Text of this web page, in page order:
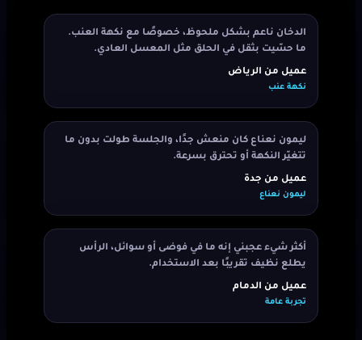
الدخان ناعم بشكل ملحوظ، خصوصًا مع نكهة العنب.
ما حسّيت بثقل في الحلق مثل المعسل العادي.
عميل من الرياض
نكهة عنب
ليمون نعناع كان منعش جدًا، والجلسة طولت بدون ما
تتغيّر النكهة أو تحترق بسرعة.
عميل من جدة
ليمون نعناع
أكثر شيء عجبني إنه ما في فوضى أو سوائل، الرأس
يطلع نظيف تقريبًا بعد الاستخدام.
عميل من الدمام
تجربة عامة